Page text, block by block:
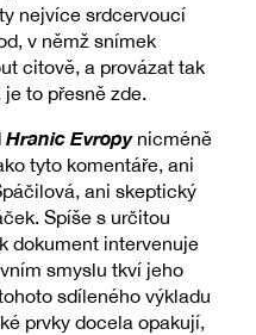
nejvíce srdcervoucí
v němž snímek
citově, a provázat tak
to přesně zde.
Hranic Evropynicméně
tyto komentáře, ani
ani skeptický
Spíše s určitou
dokument intervenuje
smyslu tkví jeho
sdíleného výkladu
prvky docela opakují,